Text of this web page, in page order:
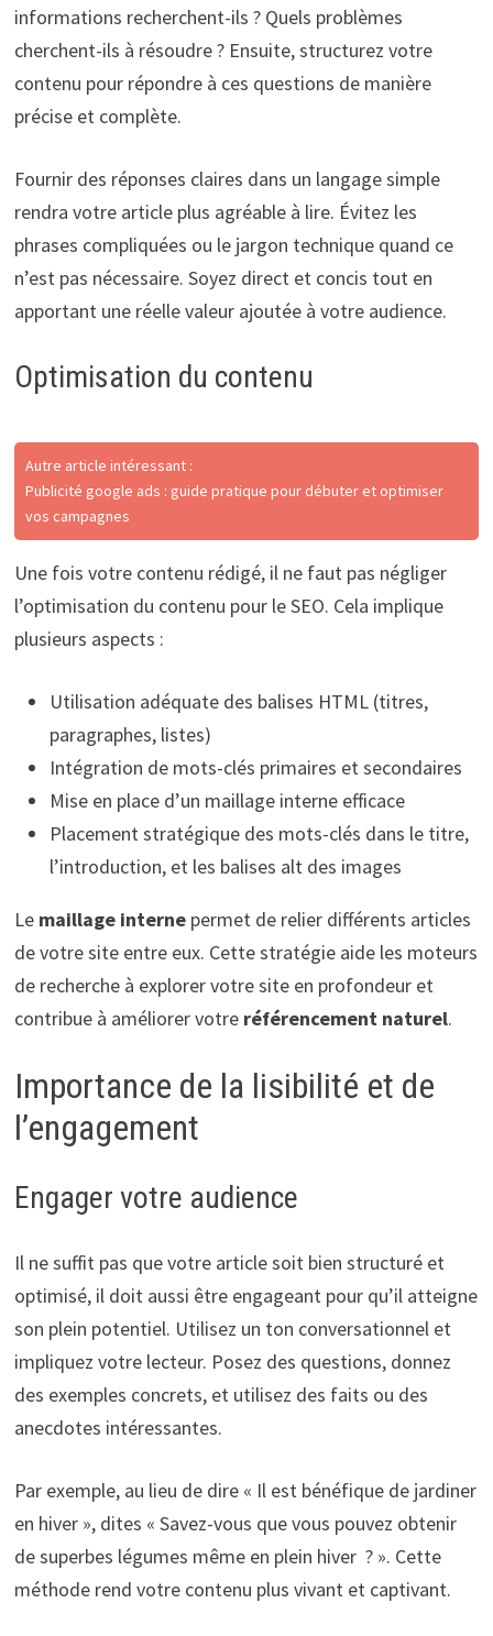
informations recherchent-ils ? Quels problèmes
cherchent-ils à résoudre ? Ensuite, structurez votre
contenu pour répondre à ces questions de manière
précise et complète.
Fournir des réponses claires dans un langage simple
rendra votre article plus agréable à lire. Évitez les
phrases compliquées ou le jargon technique quand ce
n’est pas nécessaire. Soyez direct et concis tout en
apportant une réelle valeur ajoutée à votre audience.
Optimisation du contenu
Autre article intéressant :
Publicité google ads : guide pratique pour débuter et optimiser
vos campagnes
Une fois votre contenu rédigé, il ne faut pas négliger
l’optimisation du contenu pour le SEO. Cela implique
plusieurs aspects :
Utilisation adéquate des balises HTML (titres,
paragraphes, listes)
Intégration de mots-clés primaires et secondaires
Mise en place d’un maillage interne efficace
Placement stratégique des mots-clés dans le titre,
l’introduction, et les balises alt des images
Le maillage internepermet de relier différents articles
de votre site entre eux. Cette stratégie aide les moteurs
de recherche à explorer votre site en profondeur et
contribue à améliorer votre référencement naturel.
Importance de la lisibilité et de
l’engagement
Engager votre audience
Il ne suffit pas que votre article soit bien structuré et
optimisé, il doit aussi être engageant pour qu’il atteigne
son plein potentiel. Utilisez un ton conversationnel et
impliquez votre lecteur. Posez des questions, donnez
des exemples concrets, et utilisez des faits ou des
anecdotes intéressantes.
Par exemple, au lieu de dire « Il est bénéfique de jardiner
en hiver », dites « Savez-vous que vous pouvez obtenir
de superbes légumes même en plein hiver ? ». Cette
méthode rend votre contenu plus vivant et captivant.